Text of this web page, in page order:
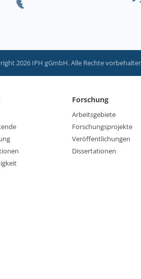
2026 IPH gGmbH. Alle Rechte
Forschung
Arbeitsgebiete
Forschungsprojekte
Veröffentlichungen
Dissertationen